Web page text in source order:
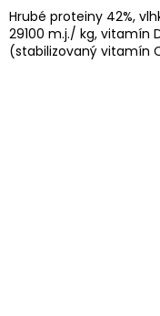
Hrubé proteiny 42%,
29100 m.j./ kg, vitamín
(stabilizovaný vitamín